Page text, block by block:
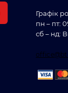
Графік
пн – пт:
сб – нд: